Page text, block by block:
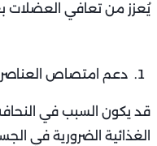
يُعزز من تعافي العضلات
دعم امتصاص العناصر
قد يكون السبب في